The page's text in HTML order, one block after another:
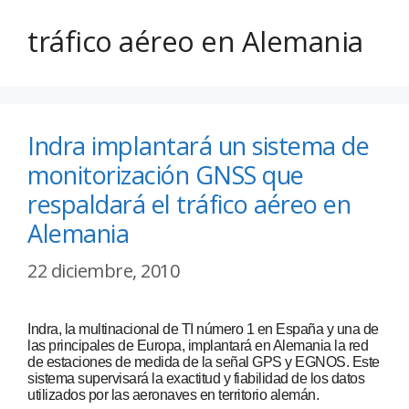
tráfico aéreo en Alemania
Indra implantará un sistema de
monitorización GNSS que
respaldará el tráfico aéreo en
Alemania
22 diciembre, 2010
Indra, la multinacional de TI número 1 en España y una de
las principales de Europa, implantará en Alemania la red
de estaciones de medida de la señal GPS y EGNOS. Este
sistema supervisará la exactitud y fiabilidad de los datos
utilizados por las aeronaves en territorio alemán.